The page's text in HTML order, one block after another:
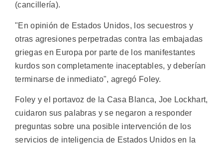
(cancillería).
"En opinión de Estados Unidos, los secuestros y
otras agresiones perpetradas contra las embajadas
griegas en Europa por parte de los manifestantes
kurdos son completamente inaceptables, y deberían
terminarse de inmediato", agregó Foley.
Foley y el portavoz de la Casa Blanca, Joe Lockhart,
cuidaron sus palabras y se negaron a responder
preguntas sobre una posible intervención de los
servicios de inteligencia de Estados Unidos en la